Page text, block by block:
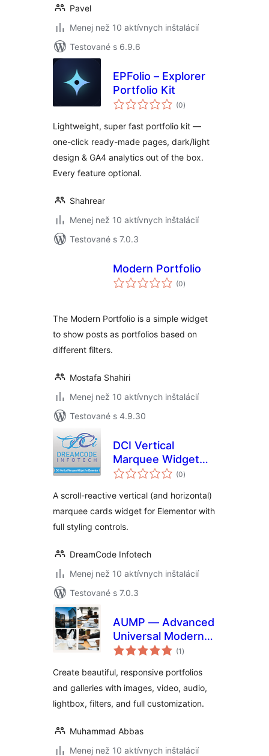
Pavel
Menej než 10 aktívnych inštalácií
Testované s 6.9.6
EPFolio – Explorer
Portfolio Kit
(0celkové
hodnotenie
)
Lightweight, super fast portfolio kit —
one-click ready-made pages, dark/light
design & GA4 analytics out of the box.
Every feature optional.
Shahrear
Menej než 10 aktívnych inštalácií
Testované s 7.0.3
Modern Portfolio
(0celkové
hodnotenie
)
The Modern Portfolio is a simple widget
to show posts as portfolios based on
different filters.
Mostafa Shahiri
Menej než 10 aktívnych inštalácií
Testované s 4.9.30
DCI Vertical
Marquee Widget
for Elementor
(0celkové
hodnotenie
)
A scroll-reactive vertical (and horizontal)
marquee cards widget for Elementor with
full styling controls.
DreamCode Infotech
Menej než 10 aktívnych inštalácií
Testované s 7.0.3
AUMP — Advanced
Universal Modern
Portfolio & Gallery
(1 celkové
hodnotenie
)
Create beautiful, responsive portfolios
and galleries with images, video, audio,
lightbox, filters, and full customization.
Muhammad Abbas
Menej než 10 aktívnych inštalácií